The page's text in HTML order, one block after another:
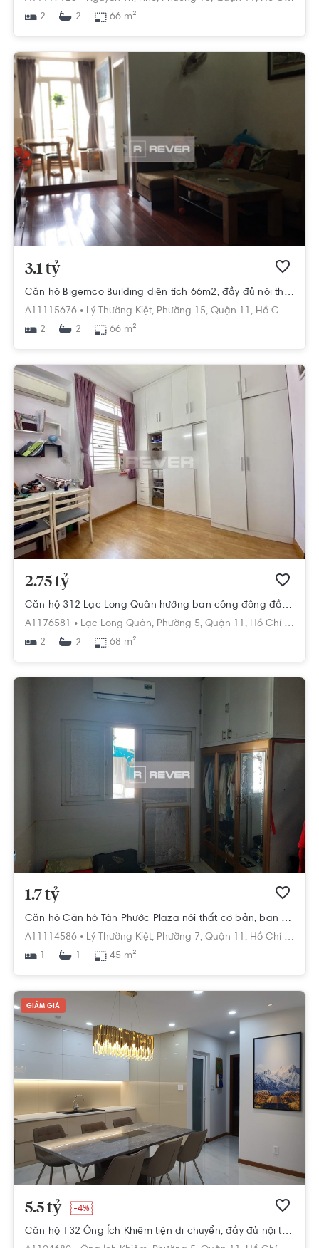
2
2 66 m²
3.1 tỷ
Căn hộ Bigemco Building diện tích 66m2, đầy đủ nội thất.
A11115676 • Lý Thường Kiệt, Phường 15, Quận 11, Hồ Chí Minh
2
2 66 m²
2.75 tỷ
Căn hộ 312 Lạc Long Quân hướng ban công đông đầy đủ nội thất diện tích 68m²
A1176581 • Lạc Long Quân, Phường 5, Quận 11, Hồ Chí Minh
2
2 68 m²
1.7 tỷ
Căn hộ Căn hộ Tân Phước Plaza nội thất cơ bản, ban công mát mẻ
A11114586 • Lý Thường Kiệt, Phường 7, Quận 11, Hồ Chí Minh
1 45 m²
GIẢM GIÁ
5.5 tỷ -4%
Căn hộ 132 Ông Ích Khiêm tiện di chuyển, đầy đủ nội thất.